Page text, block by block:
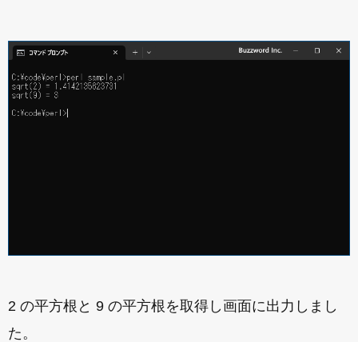
2 の平方根と 9 の平方根を取得し画面に出力しまし
た。